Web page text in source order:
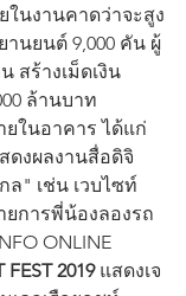
ในงานคาดว่าจะสูง
านยนต์ 9,000 คัน ผู้
สร้างเม็ดเงิน
ล้านบาท
ในอาคาร ได้แก่
ดงผลงานสื่อดิจิ
" เช่น เวบไซท์
ยการพี่น้องลองรถ
ONLINE
FEST 2019 แสดงเจ